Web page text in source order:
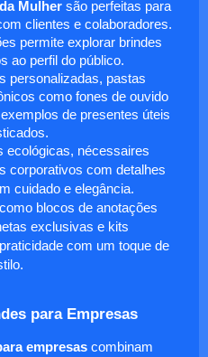
Mulhersão perfeitas para
clientes e colaboradores.
permite explorar brindes
ao perfil do público.
personalizadas, pastas
como fones de ouvido
de presentes úteis
ecológicas, nécessaires
corporativos com detalhes
cuidado e elegância.
blocos de anotações
exclusivas e kits
com um toque de
para Empresas
empresas combinam